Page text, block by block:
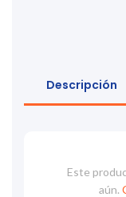
Descripción
Este
aún.